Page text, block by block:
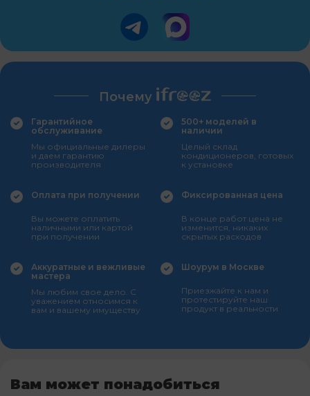
Почему
Гарантийное
обслуживание
Мы официальные дилеры
и даем гарантию
производителя
500+ моделей в
наличии
Целый склад
кондиционеров, готовых
к установке
Оплата при получении
Вы можете оплатить
наличными или картой
при получении
Фиксированная цена
В конце работ цена не
изменится, никаких
скрытых расходов
Аккуратные и вежливые
мастера
Мы любим свое дело. С
уважением относимся к
вам и вашему имуществу
Шоурум в Москве
Приезжайте к нам и
протестируйте наш
продукт в реальности
Вам может понадобиться